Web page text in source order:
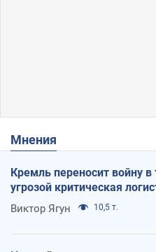
Мнения
Кремль переносит войну
угрозой критическая
Виктор Ягун 10,5 т.